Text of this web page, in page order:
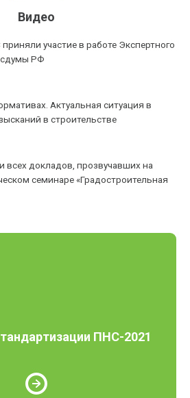
Видео
участие в работе Экспертного
РФ
Актуальная ситуация в
в строительстве
докладов, прозвучавших на
семинаре «Градостроительная
ПНС-2021